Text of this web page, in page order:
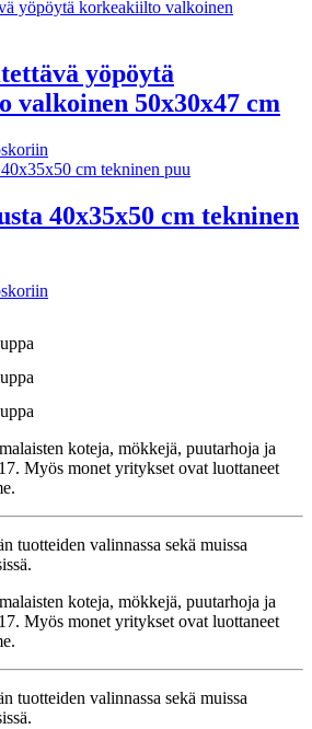
yöpöytä
valkoinen 50x30x47 cm
40x35x50 cm tekninen
koteja, mökkejä, puutarhoja ja
Myös monet yritykset ovat luottaneet
tuotteiden valinnassa sekä muissa
koteja, mökkejä, puutarhoja ja
Myös monet yritykset ovat luottaneet
tuotteiden valinnassa sekä muissa